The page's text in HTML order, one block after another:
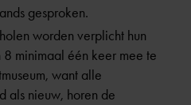
gesproken.
worden verplicht hun
minimaal één keer mee te
want alle
als nieuw, horen de